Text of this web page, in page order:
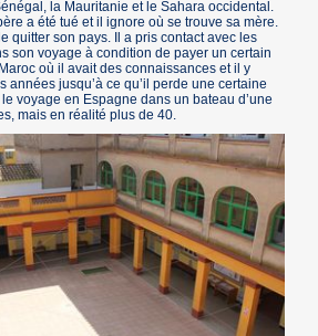
la Mauritanie et le Sahara occidental.
a été tué et il ignore où se trouve sa mère.
quitter son pays. Il a pris contact avec les
son voyage à condition de payer un certain
où il avait des connaissances et il y
années jusqu’à ce qu’il perde une certaine
voyage en Espagne dans un bateau d’une
mais en réalité plus de 40.